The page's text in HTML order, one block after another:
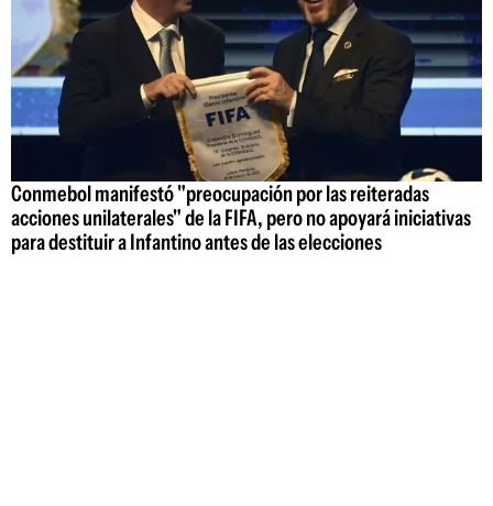
Conmebol manifestó "preocupación por las reiteradas
acciones unilaterales" de la FIFA, pero no apoyará iniciativas
para destituir a Infantino antes de las elecciones